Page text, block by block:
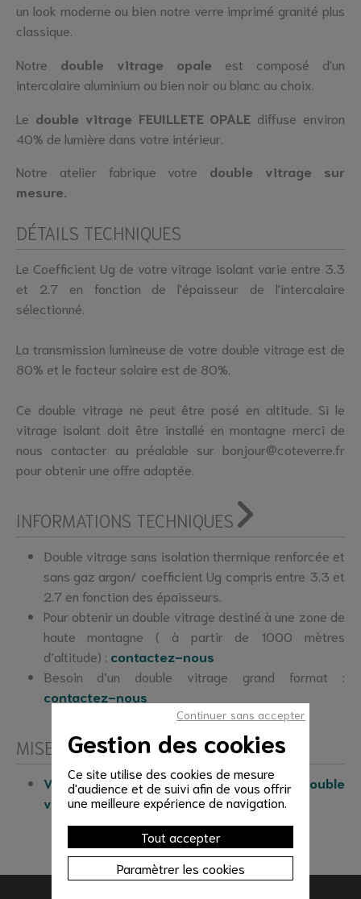
Gestion des cookies
Ce site utilise des cookies de mesure
d'audience et de suivi afin de vous offrir
une meilleure expérience de navigation.
Tout accepter
Paramètrer les cookies
Continuer sans accepter
un look moderne ou bien notre verre imprimé granité plus
classique.
Notre double vitrage opale est composé d'un
intercalaire aluminium ou bien noir ou blanc au choix.
Le double vitrage FEUILLETE OPALE diffuse environ
40% de lumière dans votre intérieur.
Notre atelier fabrique votre double vitrage sur
mesure.
DÉTAILS TECHNIQUES
Le Coefficient Ug de votre vitrage isolant varie entre 3.3
et 2.7 en fonction de l'épaisseur de l'intercalaire
sélectionné.
La transmission lumineuse de votre double vitrage est de
80% et le facteur solaire est de 80%.
Ce double vitrage ne peut être posé en altitude. Si le
vitrage isolant doit être installé en montagne merci de
nous contacter au préalable sur bonjour@coteverre.fr
pour obtenir une offre adaptée.
INFORMATIONS TECHNIQUES
Double vitrage sans isolation thermique renforcée et
sans gaz argon/ coefficient Ug compris entre 3.3 et
2.7 en fonction des épaisseurs.
Pour obtenir un double vitrage destiné à une zone de
haute montagne ( à partir de 1000 mètres
d’altitude) : contactez-nous
Besoin d’un double vitrage grand format :
contactez-nous
MISE EN ŒUVRE
Voir nos tutoriels de mise en œuvre du double
vitrage